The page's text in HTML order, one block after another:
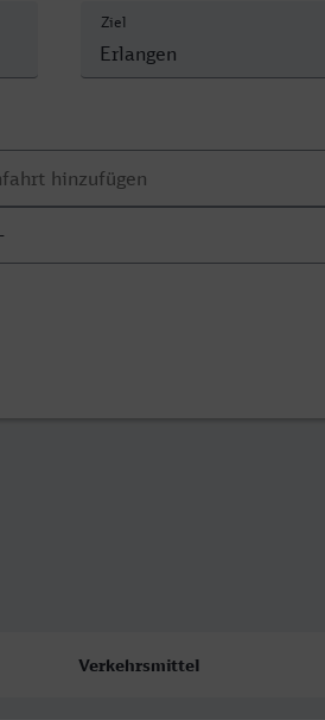
Ziel
Verkehrsmittel